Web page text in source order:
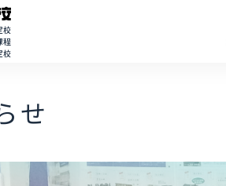
校
程
校
せ